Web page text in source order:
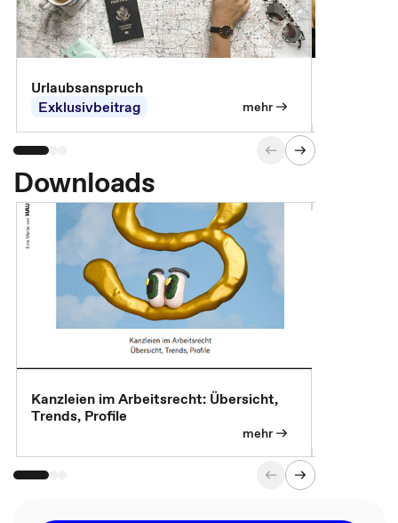
Urlaubsanspruch
Exklusivbeitrag
mehr
Downloads
Kanzleien im Arbeitsrecht: Übersicht,
Trends, Profile
mehr